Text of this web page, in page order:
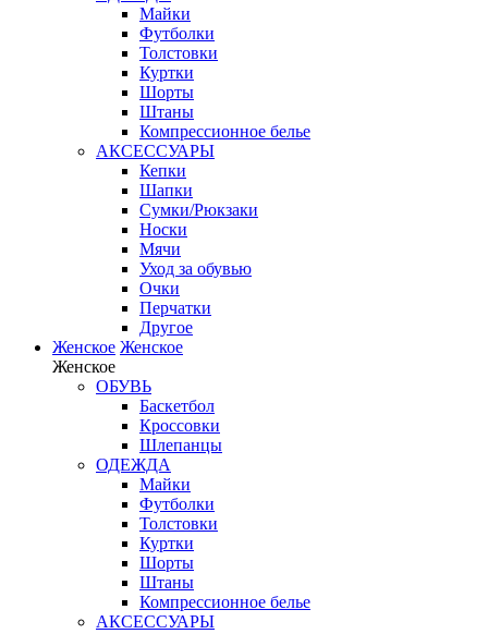
Майки
Футболки
Толстовки
Куртки
Шорты
Штаны
Компрессионное белье
АКСЕССУАРЫ
Кепки
Шапки
Сумки/Рюкзаки
Носки
Мячи
Уход за обувью
Очки
Перчатки
Другое
Женское Женское
Женское
ОБУВЬ
Баскетбол
Кроссовки
Шлепанцы
ОДЕЖДА
Майки
Футболки
Толстовки
Куртки
Шорты
Штаны
Компрессионное белье
АКСЕССУАРЫ